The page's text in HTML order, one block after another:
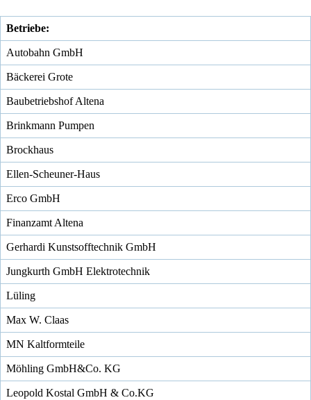
Betriebe:
Autobahn GmbH
Bäckerei Grote
Baubetriebshof Altena
Brinkmann Pumpen
Brockhaus
Ellen-Scheuner-Haus
Erco GmbH
Finanzamt Altena
Gerhardi Kunstsofftechnik GmbH
Jungkurth GmbH Elektrotechnik
Lüling
Max W. Claas
MN Kaltformteile
Möhling GmbH&Co. KG
Leopold Kostal GmbH & Co.KG